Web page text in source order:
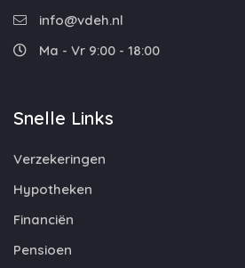
info@vdeh.nl
Ma - Vr 9:00 - 18:00
Snelle Links
Verzekeringen
Hypotheken
Financiën
Pensioen